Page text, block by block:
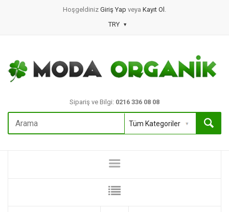
Hoşgeldiniz Giriş Yap veya Kayıt Ol .
TRY
Sipariş ve Bilgi: 0216 336 08 08